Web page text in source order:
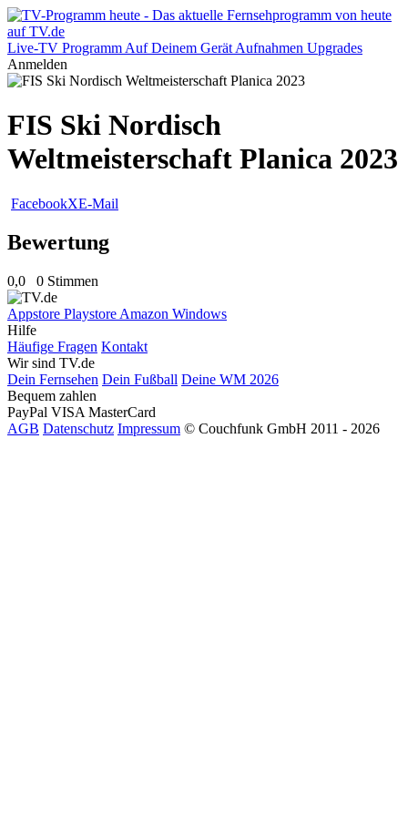
Live-TV Programm Auf Deinem Gerät Aufnahmen Upgrades
Anmelden
FIS Ski Nordisch
Weltmeisterschaft Planica 2023
FacebookXE-Mail
Bewertung
0,0 0 Stimmen
Appstore Playstore Amazon Windows
Hilfe
Häufige Fragen Kontakt
Wir sind TV.de
Dein Fernsehen Dein Fußball Deine WM 2026
Bequem zahlen
PayPal VISA MasterCard
AGB Datenschutz Impressum © Couchfunk GmbH 2011 - 2026